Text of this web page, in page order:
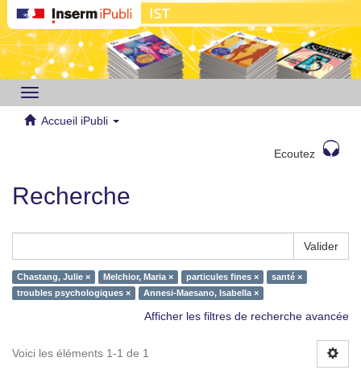
Toggle
navigation
Accueil iPubli
Ecoutez
Recherche
Valider
Chastang, Julie × Melchior, Maria × particules fines ×
santé ×
troubles psychologiques ×
Annesi-Maesano, Isabella ×
Afficher les filtres de recherche avancée
Voici les éléments 1-1 de 1